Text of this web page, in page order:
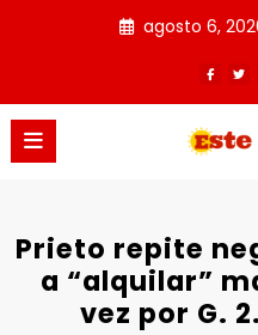
agosto 6,
Prieto repite
a “alquilar”
vez por G.